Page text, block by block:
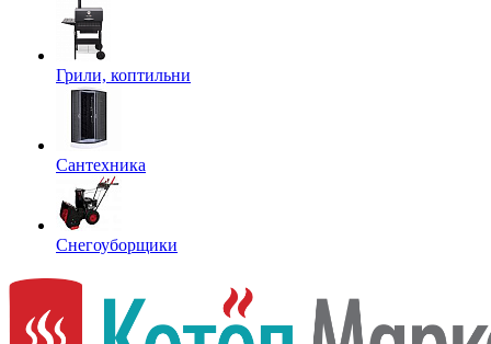
Грили, коптильни
Сантехника
Снегоуборщики